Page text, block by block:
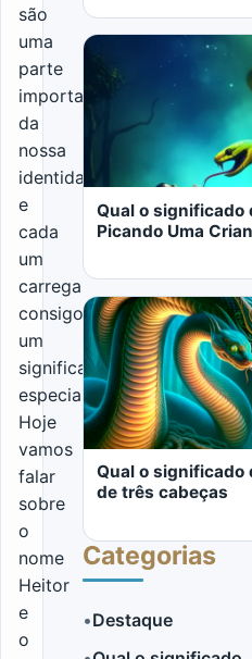
são
uma
parte
importante
da
nossa
identidade
e
cada
um
carrega
consigo
um
significado
especial.
Hoje
vamos
falar
sobre
o
nome
Heitor
e
o
Qual o significado
Picando Uma
LER MAIS
Qual o significado
de três cabeças
Categorias
•Destaque